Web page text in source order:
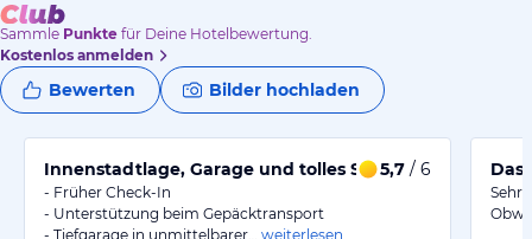
Sammle Punkte für Deine Hotelbewertung.
Kostenlos anmelden
Bewerten Bilder hochladen
Innenstadtlage, Garage und tolles Service
5,7 / 6
- Früher Check-In
- Unterstützung beim Gepäcktransport
- Tiefgarage in unmittelbarer…
weiterlesen
Das
Sehr